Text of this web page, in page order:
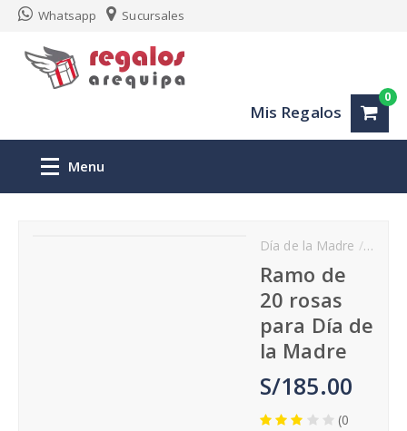
Whatsapp Sucursales
Mis Regalos
0
Menu
Día de la Madre Feliz
Ramo de
20 rosas
para Día de
la Madre
S/185.00
(0